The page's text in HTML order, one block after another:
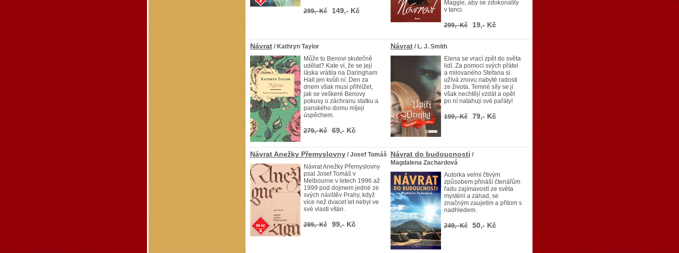
299,- Kč 149,- Kč
Maggie, aby se zdokonalily
v tanci.
299,- Kč 19,- Kč
Návrat/ Kathryn Taylor
Může to Benovi skutečně
udělat? Kate ví, že se její
láska vrátila na Daringham
Hall jen kvůli ní. Den za
dnem však musí přihlížet,
jak se veškeré Benovy
pokusy o záchranu statku a
panského domu míjejí
úspěchem.
279,- Kč 69,- Kč
Návrat/ L. J. Smith
Elena se vrací zpět do světa
lidí. Za pomoci svých přátel
a milovaného Stefana si
užívá znovu nabyté radosti
ze života. Temné síly se jí
však nechtějí vzdát a opět
po ní natahují své pařáty!
199,- Kč 79,- Kč
Návrat Anežky Přemyslovny/ Josef Tomáš
Návrat Anežky Přemyslovny
psal Josef Tomáš v
Melbourne v letech 1996 až
1999 pod dojmem jedné ze
svých návštěv Prahy, když
více než dvacet let nebyl ve
své vlasti vítán.
289,- Kč 99,- Kč
Návrat do budoucnosti /
Magdalena Zachardová
Autorka velmi čtivým
způsobem přináší čtenářům
řadu zajímavostí ze světa
mystérií a záhad, se
značným zaujetím a přitom s
nadhledem.
249,- Kč 50,- Kč